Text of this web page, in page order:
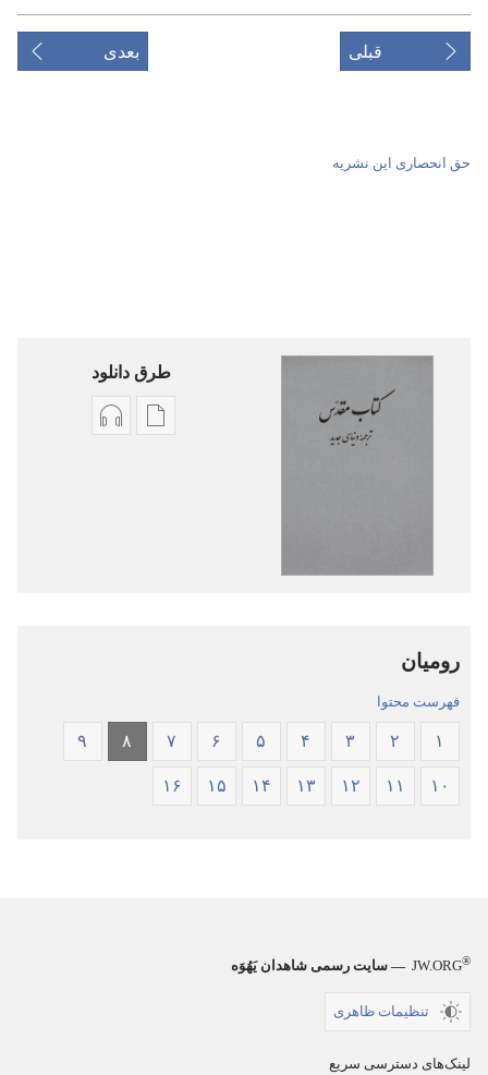
قبلی بعدی
حق انحصاری این نشریه
طرق دانلود
گزینۀ گزینۀ
رومیان
فهرست محتوا
۱ ۲ ۳ ۴ ۵ ۶ ۷ ۸ ۹
۱۰ ۱۱ ۱۲ ۱۳ ۱۴ ۱۵ ۱۶
JW.ORG® — سایت رسمی شاهدان یَهُوَه
تنظیمات ظاهری
لینک‌های دسترسی سریع